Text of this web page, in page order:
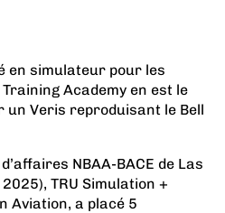
en simulateur pour les
Academy en est le
un Veris reproduisant le Bell
NBAA-BACE de Las
TRU Simulation +
Aviation, a placé 5